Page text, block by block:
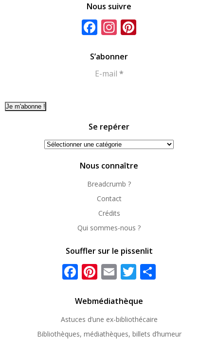
Nous suivre
Facebook
Instagram
S’abonner
E-mail *
Se repérer
Se
Nous connaître
Breadcrumb ?
Contact
Crédits
Qui sommes-nous ?
Souffler sur le pissenlit
Facebook
Pinterest
EmailTwitter
Webmédiathèque
Astuces d’une ex-bibliothécaire
Bibliothèques, médiathèques, billets d’humeur